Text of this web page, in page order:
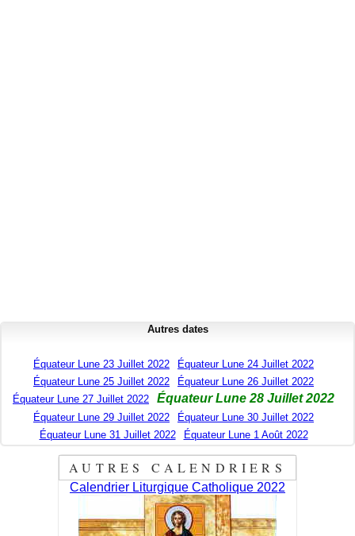
Autres dates
Équateur Lune 23 Juillet 2022
Équateur Lune 24 Juillet 2022
Équateur Lune 25 Juillet 2022
Équateur Lune 26 Juillet 2022
Équateur Lune 27 Juillet 2022
Équateur Lune 28 Juillet 2022
Équateur Lune 29 Juillet 2022
Équateur Lune 30 Juillet 2022
Équateur Lune 31 Juillet 2022
Équateur Lune 1 Août 2022
AUTRES CALENDRIERS
Calendrier Liturgique Catholique 2022